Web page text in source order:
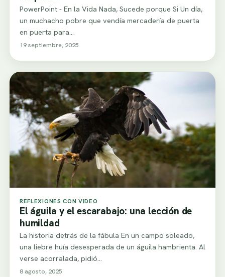
PowerPoint - En la Vida Nada, Sucede porque Si Un día,
un muchacho pobre que vendía mercadería de puerta
en puerta para…
19 septiembre, 2025
REFLEXIONES CON VIDEO
El águila y el escarabajo: una lección de
humildad
La historia detrás de la fábula En un campo soleado,
una liebre huía desesperada de un águila hambrienta. Al
verse acorralada, pidió…
8 agosto, 2025